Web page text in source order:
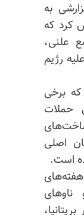
به
کرد که
علنی،
رژیم
برخی
حملات
اصلی
است.
ناوهای